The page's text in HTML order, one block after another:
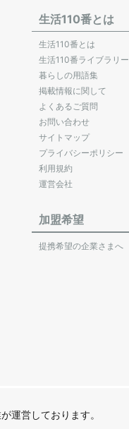
生活110番とは
生活110番とは
生活110番ライブラリー
暮らしの用語集
掲載情報に関して
よくあるご質問
お問い合わせ
サイトマップ
プライバシーポリシー
利用規約
運営会社
加盟希望
提携希望の企業さまへ
運営しております。